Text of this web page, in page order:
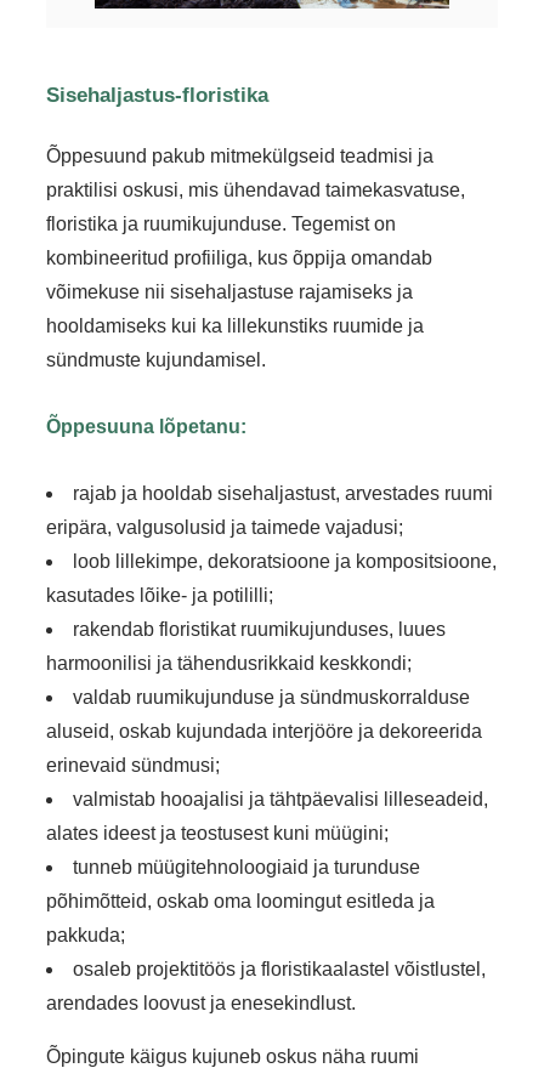
Sisehaljastus-floristika
Õppesuund pakub mitmekülgseid teadmisi ja
praktilisi oskusi, mis ühendavad taimekasvatuse,
floristika ja ruumikujunduse. Tegemist on
kombineeritud profiiliga, kus õppija omandab
võimekuse nii sisehaljastuse rajamiseks ja
hooldamiseks kui ka lillekunstiks ruumide ja
sündmuste kujundamisel.
Õppesuuna lõpetanu:
rajab ja hooldab sisehaljastust, arvestades ruumi
eripära, valgusolusid ja taimede vajadusi;
loob lillekimpe, dekoratsioone ja kompositsioone,
kasutades lõike- ja potililli;
rakendab floristikat ruumikujunduses, luues
harmoonilisi ja tähendusrikkaid keskkondi;
valdab ruumikujunduse ja sündmuskorralduse
aluseid, oskab kujundada interjööre ja dekoreerida
erinevaid sündmusi;
valmistab hooajalisi ja tähtpäevalisi lilleseadeid,
alates ideest ja teostusest kuni müügini;
tunneb müügitehnoloogiaid ja turunduse
põhimõtteid, oskab oma loomingut esitleda ja
pakkuda;
osaleb projektitöös ja floristikaalastel võistlustel,
arendades loovust ja enesekindlust.
Õpingute käigus kujuneb oskus näha ruumi